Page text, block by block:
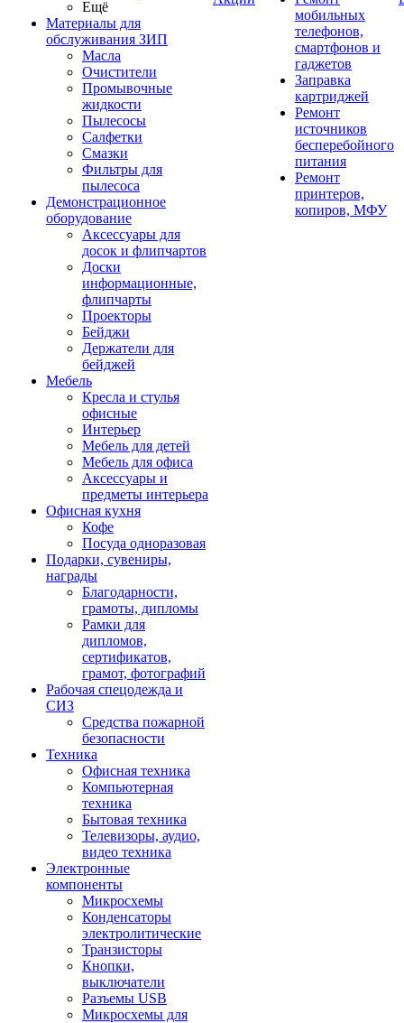
Ещё
Материалы для
обслуживания ЗИП
Масла
Очистители
Промывочные
жидкости
Пылесосы
Салфетки
Смазки
Фильтры для
пылесоса
Демонстрационное
оборудование
Аксессуары для
досок и флипчартов
Доски
информационные,
флипчарты
Проекторы
Бейджи
Держатели для
бейджей
Мебель
Кресла и стулья
офисные
Интерьер
Мебель для детей
Мебель для офиса
Аксессуары и
предметы интерьера
Офисная кухня
Кофе
Посуда одноразовая
Подарки, сувениры,
награды
Благодарности,
грамоты, дипломы
Рамки для
дипломов,
сертификатов,
грамот, фотографий
Рабочая спецодежда и
СИЗ
Средства пожарной
безопасности
Техника
Офисная техника
Компьютерная
техника
Бытовая техника
Телевизоры, аудио,
видео техника
Электронные
компоненты
Микросхемы
Конденсаторы
электролитические
Транзисторы
Кнопки,
выключатели
Разъемы USB
Микросхемы для
мобильных
телефонов,
смартфонов и
гаджетов
Заправка
картриджей
Ремонт
источников
бесперебойного
питания
Ремонт
принтеров,
копиров, МФУ